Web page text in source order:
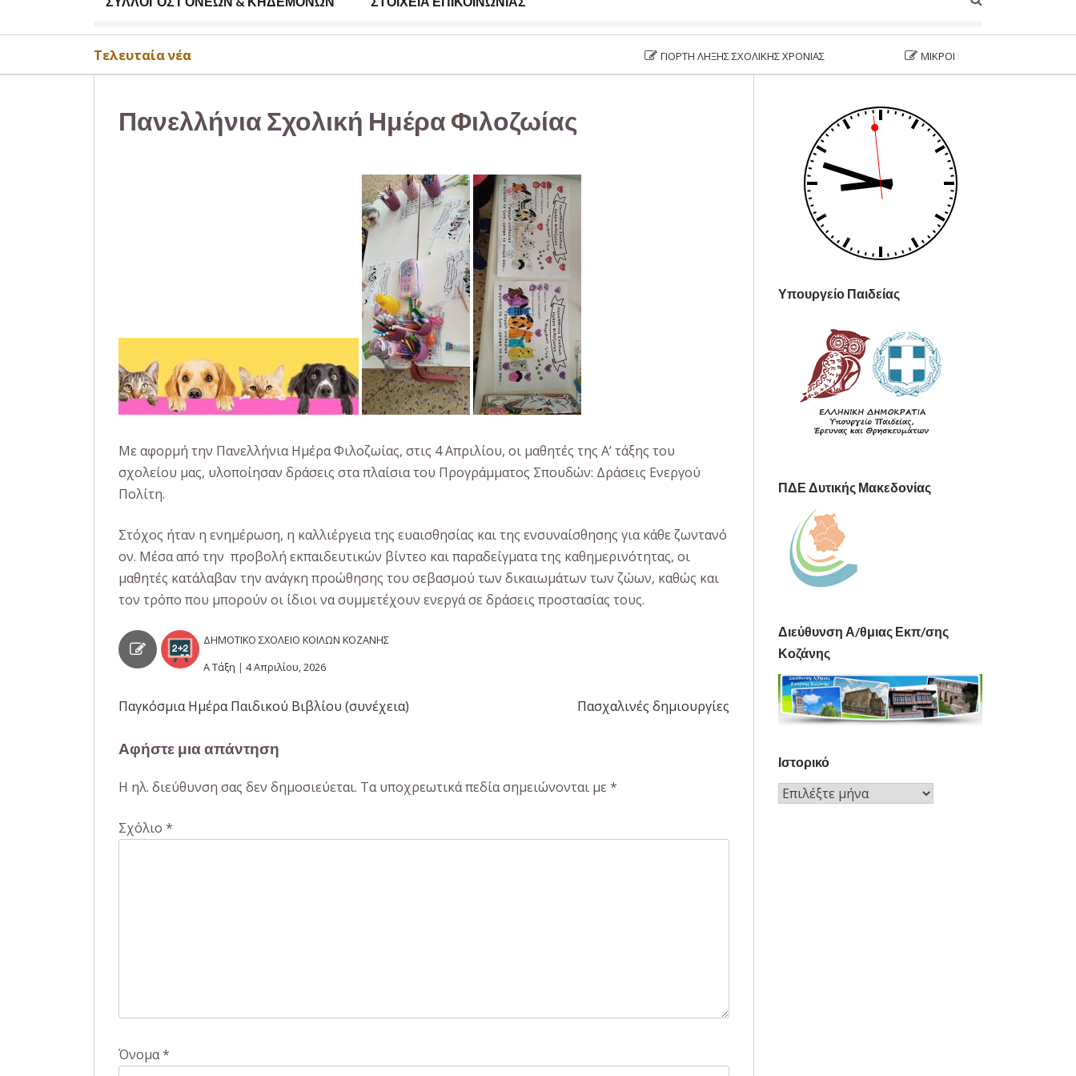
ΓΙΟΡΤΉ ΛΉΞΗΣ ΣΧΟΛΙΚΉΣ ΧΡΟΝΙΆΣ ΜΙΚΡΟΊ ΗΘΟΠΟΙΟΊ ΣΤΗΝ ΣΚΗΝΉ
Τελευταία νέα
Πανελλήνια Σχολική Ημέρα Φιλοζωίας
Με αφορμή την Πανελλήνια Ημέρα Φιλοζωίας, στις 4 Απριλίου, οι μαθητές της Α’ τάξης του
σχολείου μας, υλοποίησαν δράσεις στα πλαίσια του Προγράμματος Σπουδών: Δράσεις Ενεργού
Πολίτη.
Στόχος ήταν η ενημέρωση, η καλλιέργεια της ευαισθησίας και της ενσυναίσθησης για κάθε ζωντανό
ον. Μέσα από την προβολή εκπαιδευτικών βίντεο και παραδείγματα της καθημερινότητας, οι
μαθητές κατάλαβαν την ανάγκη προώθησης του σεβασμού των δικαιωμάτων των ζώων, καθώς και
τον τρόπο που μπορούν οι ίδιοι να συμμετέχουν ενεργά σε δράσεις προστασίας τους.
ΔΗΜΟΤΙΚΟ ΣΧΟΛΕΙΟ ΚΟΙΛΩΝ ΚΟΖΑΝΗΣ
Α Τάξη | 4 Απριλίου, 2026
Πλοήγηση
άρθρων
Παγκόσμια Ημέρα Παιδικού Βιβλίου (συνέχεια) Πασχαλινές δημιουργίες
Αφήστε μια απάντηση
Η ηλ. διεύθυνση σας δεν δημοσιεύεται. Τα υποχρεωτικά πεδία σημειώνονται με *
Σχόλιο *
Όνομα*
Υπουργείο Παιδείας
ΠΔΕ Δυτικής Μακεδονίας
Διεύθυνση Α/θμιας Εκπ/σης
Κοζάνης
Ιστορικό
Ιστορικό